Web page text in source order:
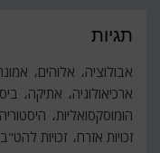
תגיות
אבולוציה אלוהים
ארכיאולוגיה
אתיקה
הומוסקסואליות היסטוריה
זכויות אזרח זכויות להט"ב